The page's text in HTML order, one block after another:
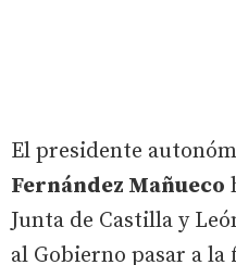
El presidente
Fernández Mañueco
Junta de Castilla y
al Gobierno pasar a la